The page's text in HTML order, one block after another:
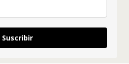
Suscribir